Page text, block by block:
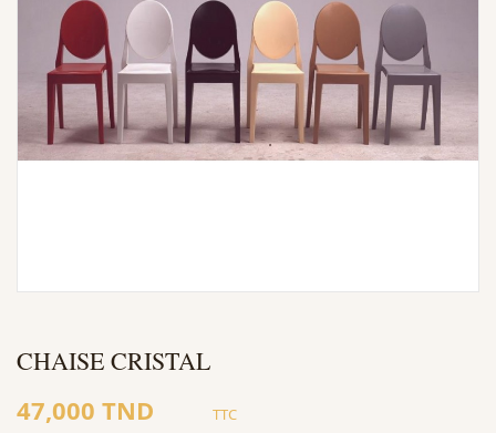
CHAISE CRISTAL
47,000 TND TTC